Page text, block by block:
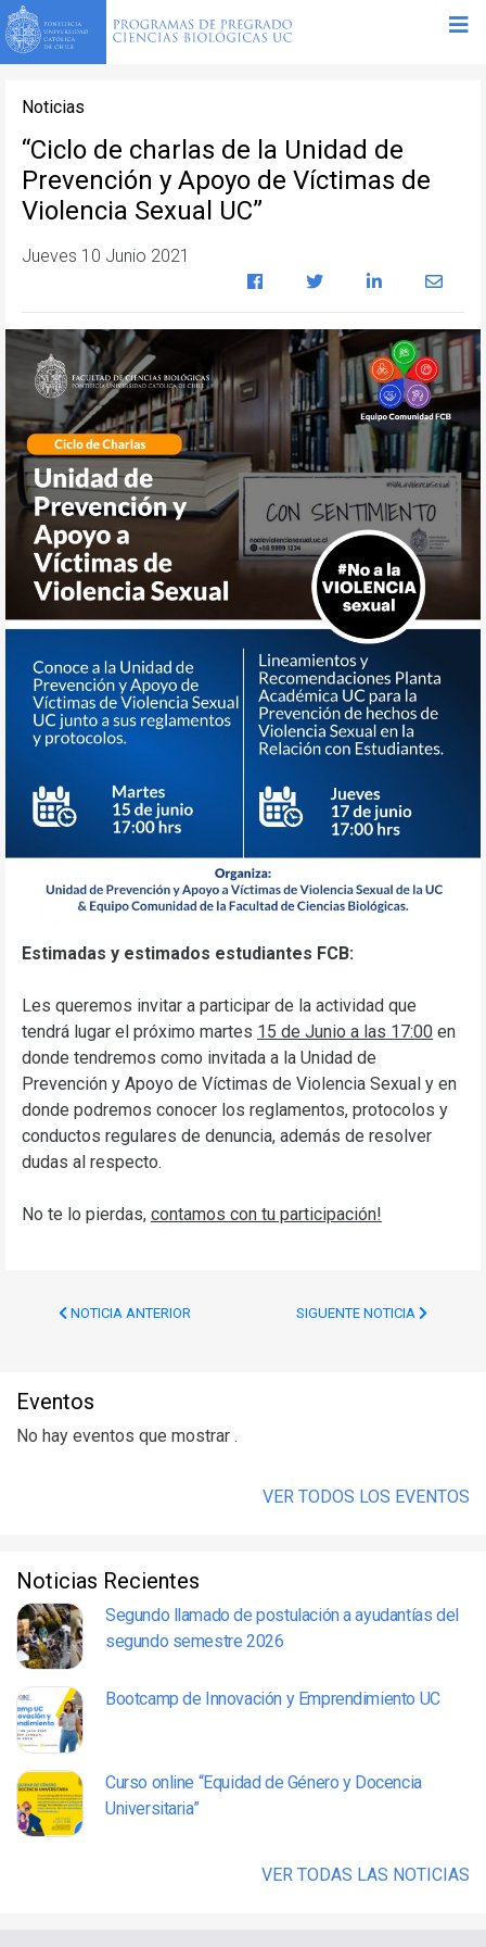
Noticias
“Ciclo de charlas de la Unidad de
Prevención y Apoyo de Víctimas de
Violencia Sexual UC”
Jueves 10 Junio 2021
Estimadas y estimados estudiantes FCB:
Les queremos invitar a participar de la actividad que
tendrá lugar el próximo martes 15 de Junio a las 17:00 en
donde tendremos como invitada a la Unidad de
Prevención y Apoyo de Víctimas de Violencia Sexual y en
donde podremos conocer los reglamentos, protocolos y
conductos regulares de denuncia, además de resolver
dudas al respecto.
No te lo pierdas, contamos con tu participación!
NOTICIA ANTERIOR SIGUENTE NOTICIA
Eventos
No hay eventos que mostrar .
VER TODOS LOS EVENTOS
Noticias Recientes
Segundo llamado de postulación a ayudantías del
segundo semestre 2026
Bootcamp de Innovación y Emprendimiento UC
Curso online “Equidad de Género y Docencia
Universitaria”
VER TODAS LAS NOTICIAS